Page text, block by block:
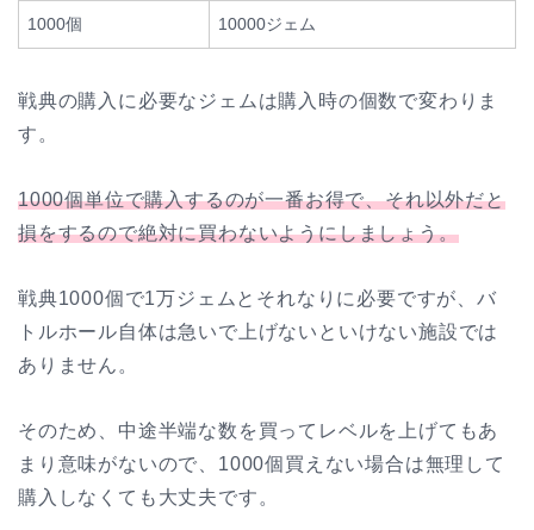
1000個 10000ジェム
戦典の購入に必要なジェムは購入時の個数で変わりま
す。
1000個単位で購入するのが一番お得で、それ以外だと
損をするので絶対に買わないようにしましょう。
戦典1000個で1万ジェムとそれなりに必要ですが、バ
トルホール自体は急いで上げないといけない施設では
ありません。
そのため、中途半端な数を買ってレベルを上げてもあ
まり意味がないので、1000個買えない場合は無理して
購入しなくても大丈夫です。